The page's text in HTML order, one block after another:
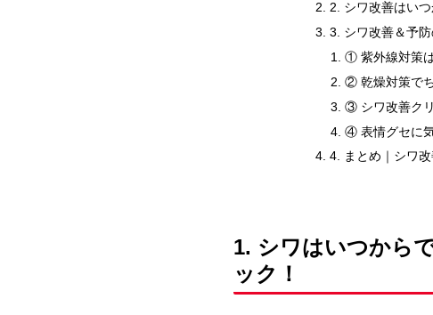
2. シワ改善はい
3. シワ改善＆予
① 紫外線対策
② 乾燥対策で
③ シワ改善ク
④ 表情グセに
4. まとめ｜シワ
1. シワはいつから
ック！